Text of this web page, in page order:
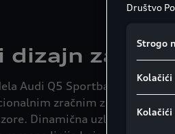
dizajn
Audi Q5 Sportback
zračnim zavjesama.
Dinamična uzlazna linija
Društvo
kolačić.
osobne
kolačića
također
Strogo